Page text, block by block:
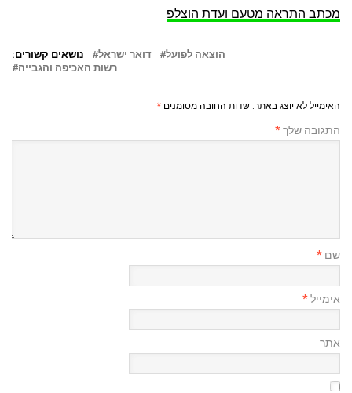
מכתב התראה מטעם ועדת הוצלפ
נושאים קשורים: דואר ישראל
הוצאה לפועל
רשות האכיפה והגבייה
האימייל לא יוצג באתר. שדות החובה מסומנים *
התגובה שלך*
שם *
אימייל*
אתר